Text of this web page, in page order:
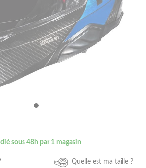
sous 48h par 1 magasin
Quelle est ma taille ?